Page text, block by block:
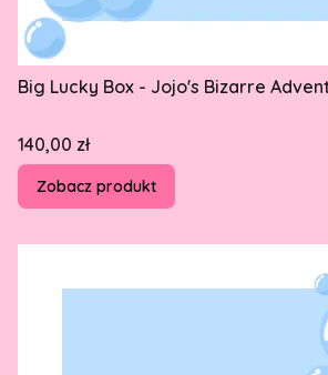
Big Lucky Box - Jojo's Bizarre
Cena
140,00 zł
Zobacz produkt